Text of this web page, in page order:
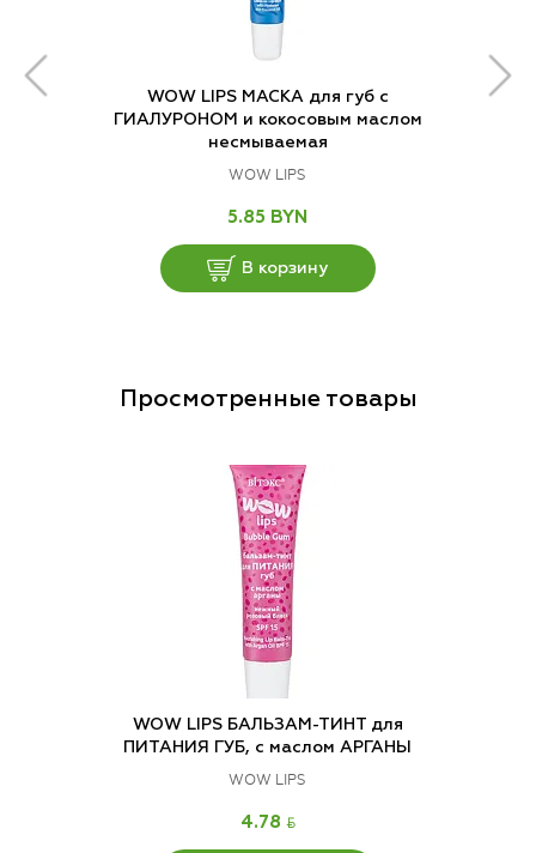
WOW LIPS МАСКА для губ с
ГИАЛУРОНОМ и кокосовым маслом
несмываемая
WOW LIPS
5.85 BYN
В корзину
Просмотренные товары
WOW LIPS БАЛЬЗАМ-ТИНТ для
ПИТАНИЯ ГУБ, с маслом АРГАНЫ
WOW LIPS
4.78 BYN